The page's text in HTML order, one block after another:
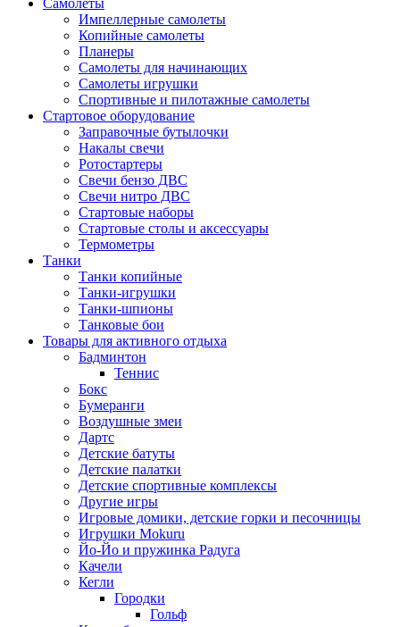
Самолеты
Импеллерные самолеты
Копийные самолеты
Планеры
Самолеты для начинающих
Самолеты игрушки
Спортивные и пилотажные самолеты
Стартовое оборудование
Заправочные бутылочки
Накалы свечи
Ротостартеры
Свечи бензо ДВС
Свечи нитро ДВС
Стартовые наборы
Стартовые столы и аксессуары
Термометры
Танки
Танки копийные
Танки-игрушки
Танки-шпионы
Танковые бои
Товары для активного отдыха
Бадминтон
Теннис
Бокс
Бумеранги
Воздушные змеи
Дартс
Детские батуты
Детские палатки
Детские спортивные комплексы
Другие игры
Игровые домики, детские горки и песочницы
Игрушки Mokuru
Йо-Йо и пружинка Радуга
Качели
Кегли
Городки
Гольф